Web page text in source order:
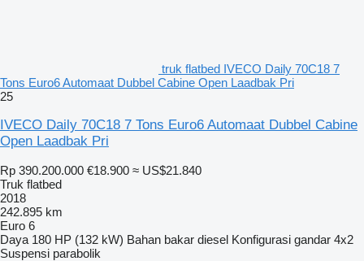
truk flatbed IVECO Daily 70C18 7
Tons Euro6 Automaat Dubbel Cabine Open Laadbak Pri
25
IVECO Daily 70C18 7 Tons Euro6 Automaat Dubbel Cabine
Open Laadbak Pri
Rp 390.200.000 €18.900 ≈ US$21.840
Truk flatbed
2018
242.895 km
Euro 6
Daya 180 HP (132 kW) Bahan bakar diesel Konfigurasi gandar 4x2
Suspensi parabolik